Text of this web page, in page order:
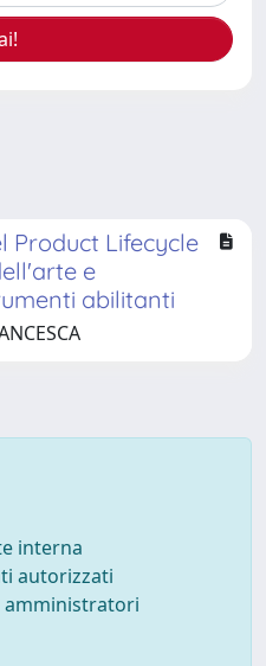
Product Lifecycle
e
abilitanti
interna
autorizzati
amministratori